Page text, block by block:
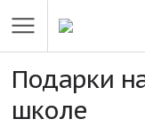
Подарки
школе